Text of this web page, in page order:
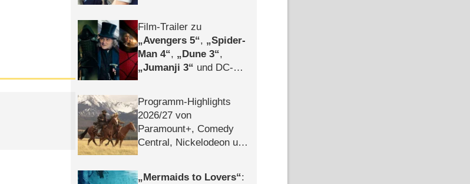
Film-Trailer zu
Avengers 5 ,
Spider-
Man 4 , Dune 3 ,
Jumanji 3
und DC-
Programm-Highlights
2026/​27 von
Paramount+, Comedy
Central, Nickelodeon und
Mermaids to Lovers :